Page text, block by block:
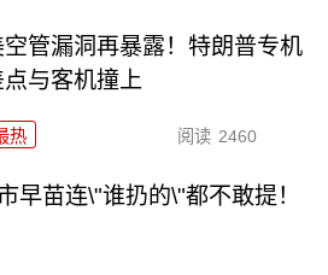
空管漏洞再暴露！特朗普专机
点与客机撞上
热 阅读 2460
早苗连\"谁扔的\"都不敢提！